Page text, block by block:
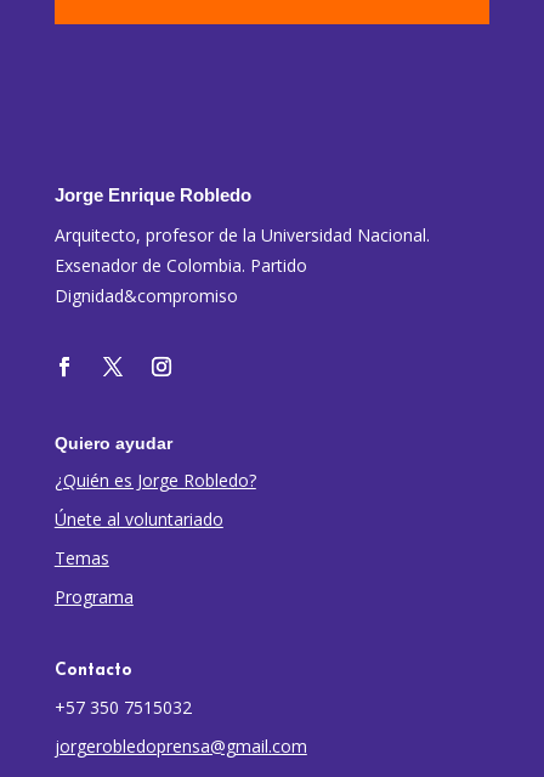
Jorge Enrique Robledo
Arquitecto, profesor de la Universidad Nacional.
Exsenador de Colombia. Partido
Dignidad&compromiso
Quiero ayudar
¿Quién es Jorge Robledo?
Únete al voluntariado
Temas
Programa
Contacto
+57 350 7515032
jorgerobledoprensa@gmail.com